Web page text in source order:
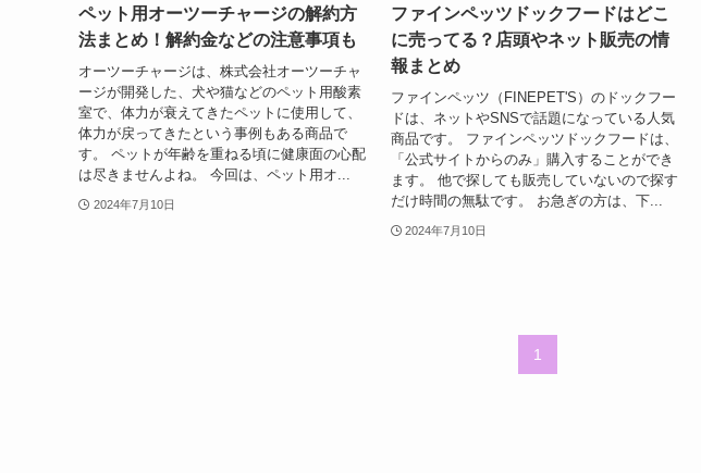
ペット用オーツーチャージの解約方
法まとめ！解約金などの注意事項も
オーツーチャージは、株式会社オーツーチャ
ージが開発した、犬や猫などのペット用酸素
室で、体力が衰えてきたペットに使用して、
体力が戻ってきたという事例もある商品で
す。 ペットが年齢を重ねる頃に健康面の心配
は尽きませんよね。 今回は、ペット用オ...
2024年7月10日
ファインペッツドックフードはどこ
に売ってる？店頭やネット販売の情
報まとめ
ファインペッツ（FINEPET'S）のドックフー
ドは、ネットやSNSで話題になっている人気
商品です。 ファインペッツドックフードは、
「公式サイトからのみ」購入することができ
ます。 他で探しても販売していないので探す
だけ時間の無駄です。 お急ぎの方は、下...
2024年7月10日
1